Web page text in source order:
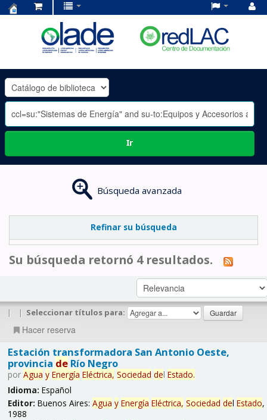
OLADE
-
Ir
Búsqueda avanzada
Refinar su búsqueda
Su búsqueda retornó 4 resultados.
| | Seleccionar títulos para:
Hacer reserva
Estación transformadora San Antonio Oeste,
provincia deRío Negro
por Agua y Energía Eléctrica, Sociedad del Estado.
Idioma: Español
Editor: Buenos Aires: Agua y Energía Eléctrica, Sociedad del Estado,
1988